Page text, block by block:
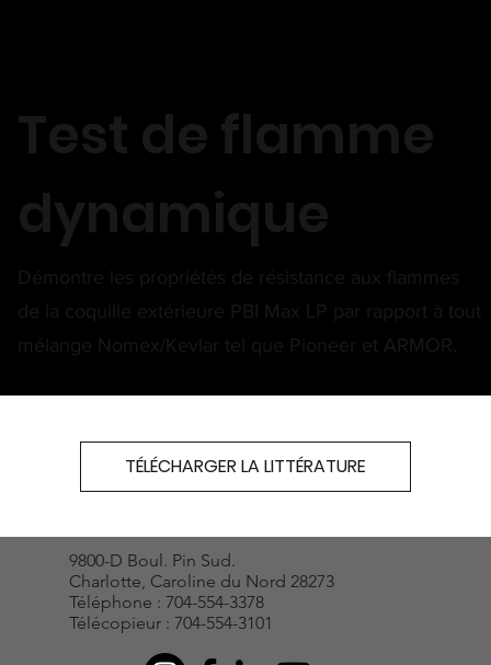
TÉLÉCHARGER LA LITTÉRATURE
Test de flamme
dynamique
Démontre les propriétés de résistance aux flammes
de la coquille extérieure PBI Max LP par rapport à tout
mélange Nomex/Kevlar tel que Pioneer et ARMOR.
9800-D Boul. Pin Sud.
Charlotte, Caroline du Nord 28273
Téléphone : 704-554-3378
Télécopieur : 704-554-3101